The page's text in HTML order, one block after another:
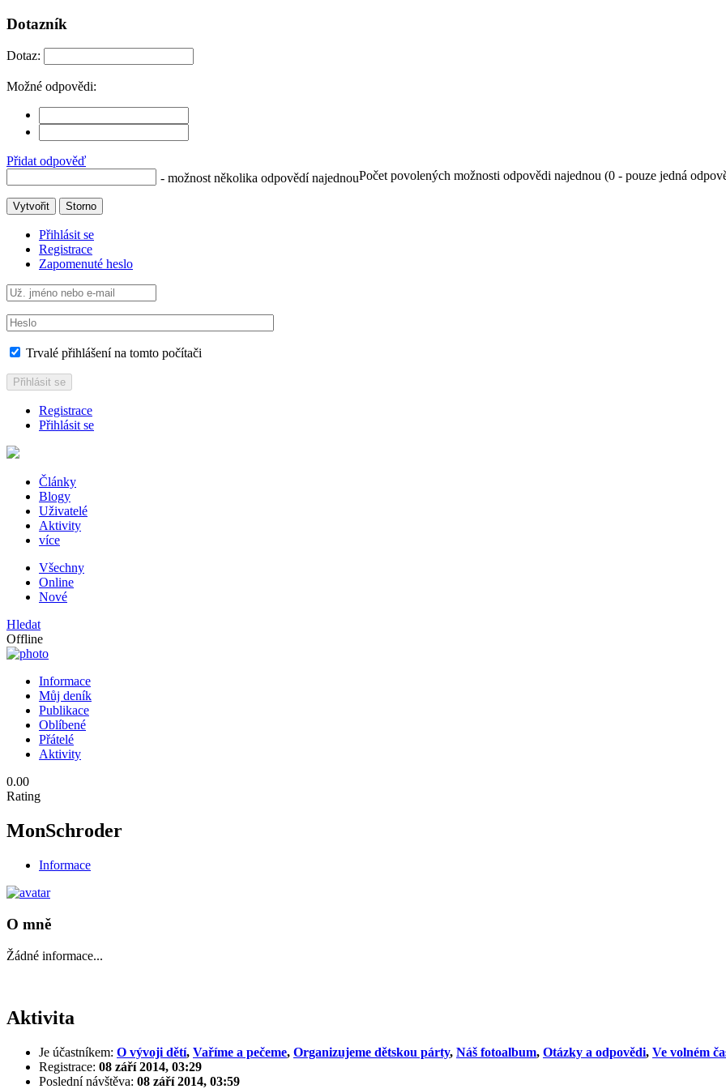
Dotazník
Dotaz:
Možné odpovědi:
Přidat odpověď
- možnost několika odpovědí najednouPočet povolených možnosti odpovědi najednou (0 - pouze jedná
Vytvořit Storno
Přihlásit se
Registrace
Zapomenuté heslo
Trvalé přihlášení na tomto počítači
Přihlásit se
Registrace
Přihlásit se
Články
Blogy
Uživatelé
Aktivity
více
Všechny
Online
Nové
Hledat
Offline
Informace
Můj deník
Publikace
Oblíbené
Přátelé
Aktivity
0.00
Rating
MonSchroder
Informace
O mně
Žádné informace...
Aktivita
Je účastníkem: O vývoji dětí, Vaříme a pečeme, Organizujeme dětskou párty, Náš fotoalbum, Otázky a odpovědi, Ve volném
Registrace: 08 září 2014, 03:29
Poslední návštěva: 08 září 2014, 03:59